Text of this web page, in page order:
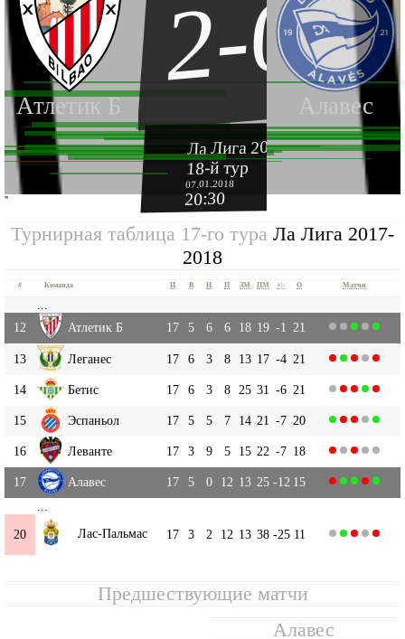
Атлетик Б Алавес
2-0
Ла Лига 2017-2018
18-й тур
07.01.2018
20:30
''
Турнирная таблица 17-го тура Ла Лига 2017-
2018
# Команда И В Н П ЗМ ПМ +|- О Матчи
12
Атлетик Б 17 5 6 6 18 19 -1 21
13 Леганес 17 6 3 8 13 17 -4 21
14 Бетис 17 6 3 8 25 31 -6 21
15 Эспаньол 17 5 5 7 14 21 -7 20
16 Леванте 17 3 9 5 15 22 -7 18
17 Алавес 17 5 0 12 13 25 -12 15
20
Лас-Пальмас 17 3 2 12 13 38 -25 11
Предшествующие матчи
Алавес